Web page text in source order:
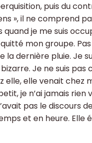
puis du
», il ne comprend
je me suis
mon groupe.
la dernière pluie. Je
bizarre. Je ne suis
elle, elle venait chez
je n’ai jamais rien
pas le discours
et en heure. Elle